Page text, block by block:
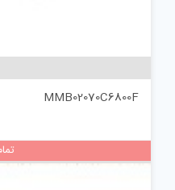
MMB02070C6800F